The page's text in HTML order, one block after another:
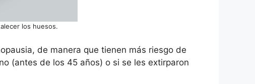
los huesos.
de manera que tienen más riesgo de
(antes de los 45 años) o si se les extirparon